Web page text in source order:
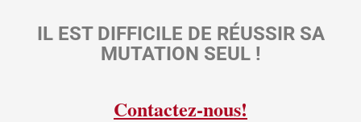
IL EST DIFFICILE DE RÉUSSIR SA
MUTATION SEUL !
Contactez-nous!